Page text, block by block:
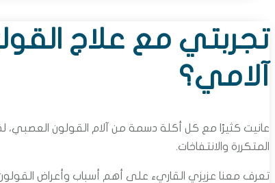
تجربتي مع علاج
آلامي؟
عانيت كثيرًا مع كل أكلة دسمة من آلام القولون العصبي،
المتكررة والانتفاخات.
تعرف معنا عزيزي القاريء على أهم أسباب وأعراض